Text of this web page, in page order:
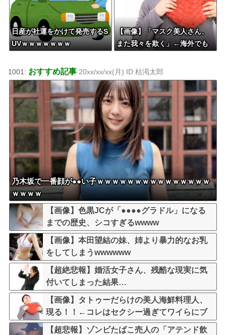
日産が社運をかけて発売するS
UVｗｗｗｗｗｗｗ
【画像】「マスク美人さん、
また我々を欺く」←海外でも
w w w w w
1001: おすすめ記事 20xx/xx/xx(月) ID:枯渇太郎
乃木坂で一番顔が●●い子ｗｗｗｗｗｗｗｗｗｗｗｗｗｗｗ
ｗｗｗｗ
【画像】色黒JCが「●●●●グラドル」になる
までの歴史、シコすぎるwwww
【画像】本田望結の妹、姉より暴力的なお乳
をしてしまうwwwwww
【超絶悲報】婚活女子さん、残酷な現実に気
付いてしまった結果…
【画像】タトゥーだらけの美人海鮮料理人、
現る！！←コレはセクシー過ぎてワイらにブ
ッ刺さりまくりw w w w w w w w w
【超悲報】ゾンビたばこ売人の「アテンド飲